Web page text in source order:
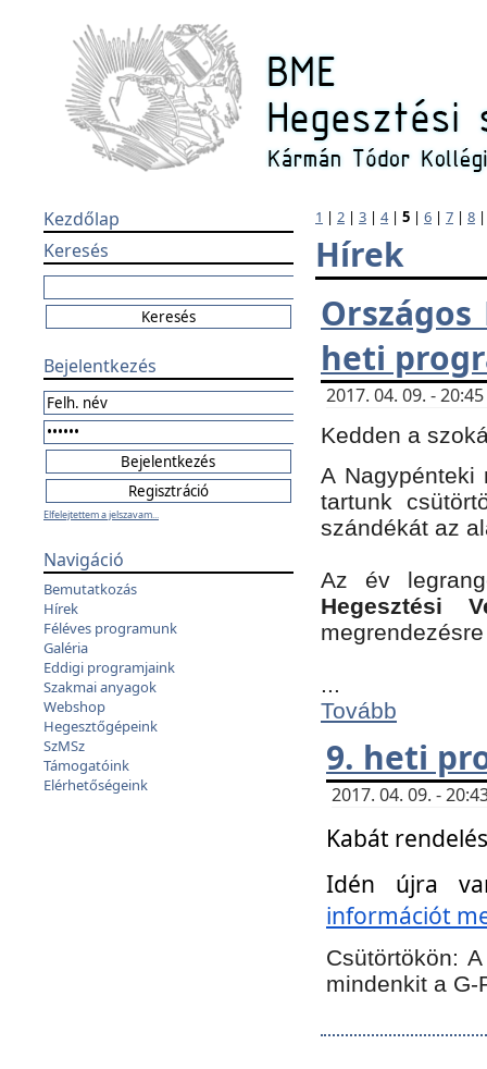
Kezdőlap
Keresés
Bejelentkezés
Elfelejtettem a jelszavam...
Navigáció
Bemutatkozás
Hírek
Féléves programunk
Galéria
Eddigi programjaink
Szakmai anyagok
Webshop
Hegesztőgépeink
SzMSz
Támogatóink
Elérhetőségeink
1 | 2 | 3 | 4| 5 | 6 | 7 | 8
Hírek
Országos
heti
2017. 04. 09. -
Kedden a
A Nagypénteki
tartunk
szándékát az
Az év
Hegesztési
...
Tovább
9. heti
2017. 04. 09. -
Kabát
Idén újra
információt
Csütörtökön:A
mindenkit a G-